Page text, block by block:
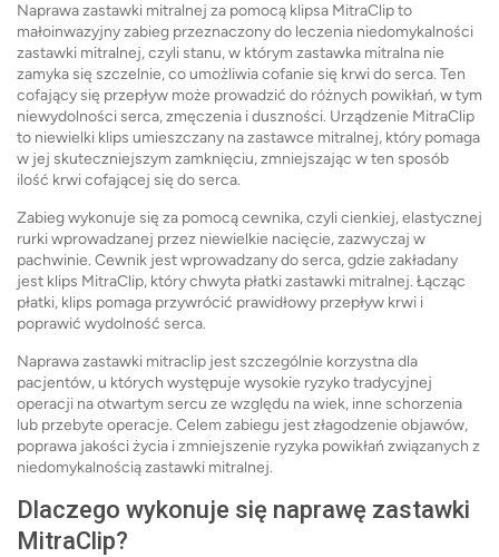
Naprawa zastawki mitralnej za pomocą klipsa MitraClip to
małoinwazyjny zabieg przeznaczony do leczenia niedomykalności
zastawki mitralnej, czyli stanu, w którym zastawka mitralna nie
zamyka się szczelnie, co umożliwia cofanie się krwi do serca. Ten
cofający się przepływ może prowadzić do różnych powikłań, w tym
niewydolności serca, zmęczenia i duszności. Urządzenie MitraClip
to niewielki klips umieszczany na zastawce mitralnej, który pomaga
w jej skuteczniejszym zamknięciu, zmniejszając w ten sposób
ilość krwi cofającej się do serca.
Zabieg wykonuje się za pomocą cewnika, czyli cienkiej, elastycznej
rurki wprowadzanej przez niewielkie nacięcie, zazwyczaj w
pachwinie. Cewnik jest wprowadzany do serca, gdzie zakładany
jest klips MitraClip, który chwyta płatki zastawki mitralnej. Łącząc
płatki, klips pomaga przywrócić prawidłowy przepływ krwi i
poprawić wydolność serca.
Naprawa zastawki mitraclip jest szczególnie korzystna dla
pacjentów, u których występuje wysokie ryzyko tradycyjnej
operacji na otwartym sercu ze względu na wiek, inne schorzenia
lub przebyte operacje. Celem zabiegu jest złagodzenie objawów,
poprawa jakości życia i zmniejszenie ryzyka powikłań związanych z
niedomykalnością zastawki mitralnej.
Dlaczego wykonuje się naprawę zastawki
MitraClip?